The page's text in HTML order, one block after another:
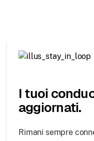
I tuoi
aggiornati.
Rimani sempre